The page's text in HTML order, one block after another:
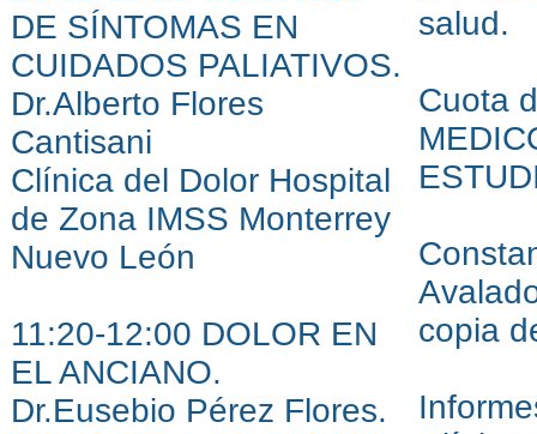
DE SÍNTOMAS EN
CUIDADOS PALIATIVOS.
Dr.Alberto Flores
Cantisani
Clínica del Dolor Hospital
de Zona IMSS Monterrey
Nuevo León
11:20-12:00 DOLOR EN
EL ANCIANO.
Dr.Eusebio Pérez Flores.
salud.
Cuota
copia